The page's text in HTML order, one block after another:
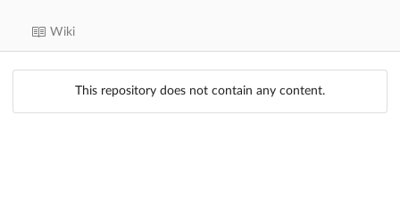
Wiki
This repository does not contain any content.